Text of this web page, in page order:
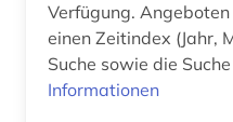
main (2)
main-
Verfügung. Angeboten wird der Zugriff über
einen Zeitindex (Jahr,
Suche sowie die
Informationen